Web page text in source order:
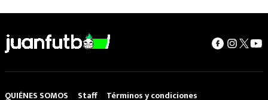
QUIÉNES SOMOS Staff
Términos y condiciones